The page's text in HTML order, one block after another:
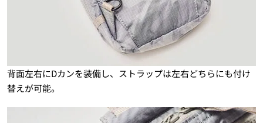
背面左右にDカンを装備し、ストラップは左右どちらにも付け
替えが可能。